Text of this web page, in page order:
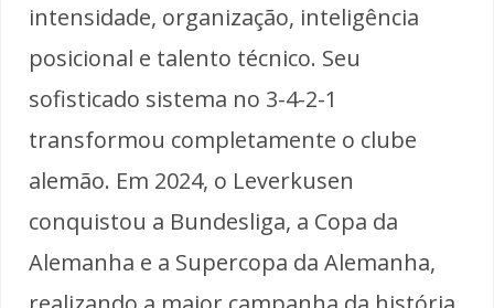
intensidade, organização, inteligência
posicional e talento técnico. Seu
sofisticado sistema no 3-4-2-1
transformou completamente o clube
alemão. Em 2024, o Leverkusen
conquistou a Bundesliga, a Copa da
Alemanha e a Supercopa da Alemanha,